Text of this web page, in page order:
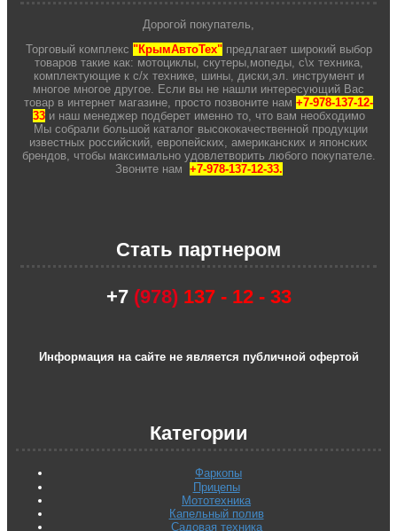
Дорогой покупатель,
Торговый комплекс "КрымАвтоТех"предлагает широкий выбор
товаров такие как: мотоциклы, скутеры,мопеды, с\х техника,
комплектующие к с/х технике, шины, диски,эл. инструмент и
многое многое другое. Если вы не нашли интересующий Вас
товар в интернет магазине, просто позвоните нам +7-978-137-12-
33 и наш менеджер подберет именно то, что вам необходимо
Мы собрали большой каталог высококачественной продукции
известных российский, европейских, американских и японских
брендов, чтобы максимально удовлетворить любого покупателе.
Звоните нам +7-978-137-12-33.
Стать партнером
+7(978) 137 - 12 - 33
Информация на сайте не является публичной офертой
Категории
Фаркопы
Прицепы
Мототехника
Капельный полив
Садовая техника